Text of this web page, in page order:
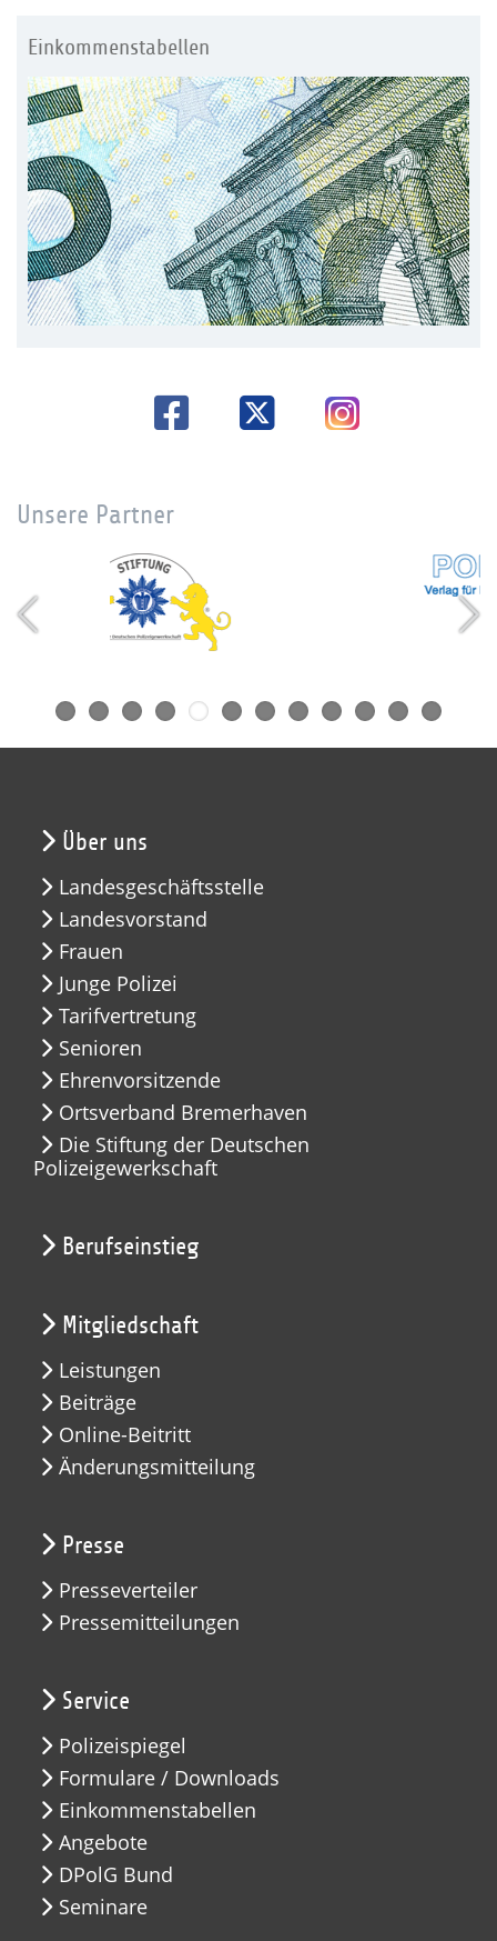
Einkommenstabellen
Unsere Partner
Über uns
Landesgeschäftsstelle
Landesvorstand
Frauen
Junge Polizei
Tarifvertretung
Senioren
Ehrenvorsitzende
Ortsverband Bremerhaven
Die Stiftung der Deutschen
Polizeigewerkschaft
Berufseinstieg
Mitgliedschaft
Leistungen
Beiträge
Online-Beitritt
Änderungsmitteilung
Presse
Presseverteiler
Pressemitteilungen
Service
Polizeispiegel
Formulare / Downloads
Einkommenstabellen
Angebote
DPolG Bund
Seminare